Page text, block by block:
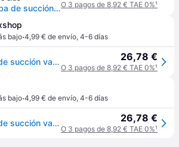
Bad Kitty - bomba de succión vaginal - negroO 3 pagos de 8,92 € TAE 0%¹
bajo·4,99 € de envío, 4-6 días
Bad Kitty - bomba de succión vaginal - negro 26,78 €
O 3 pagos de 8,92 € TAE 0%¹
bajo·4,99 € de envío, 4-6 días
Bad Kitty - bomba de succión vaginal - negro 26,78 €
O 3 pagos de 8,92 € TAE 0%¹